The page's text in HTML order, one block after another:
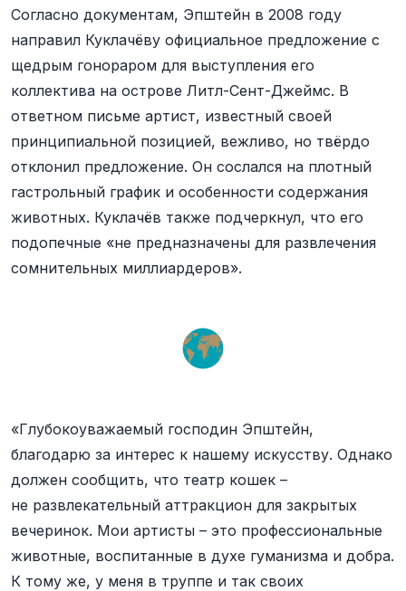
Согласно документам, Эпштейн в 2008 году
направил Куклачёву официальное предложение с
щедрым гонораром для выступления его
коллектива на острове Литл-Сент-Джеймс. В
ответном письме артист, известный своей
принципиальной позицией, вежливо, но твёрдо
отклонил предложение. Он сослался на плотный
гастрольный график и особенности содержания
животных. Куклачёв также подчеркнул, что его
подопечные «не предназначены для развлечения
сомнительных миллиардеров».
«Глубокоуважаемый господин Эпштейн,
благодарю за интерес к нашему искусству. Однако
должен сообщить, что театр кошек –
не развлекательный аттракцион для закрытых
вечеринок. Мои артисты – это профессиональные
животные, воспитанные в духе гуманизма и добра.
К тому же, у меня в труппе и так своих